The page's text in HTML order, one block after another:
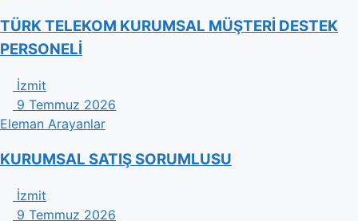
TÜRK TELEKOM KURUMSAL MÜŞTERİ DESTEK
PERSONELİ
İzmit
9 Temmuz 2026
Eleman Arayanlar
KURUMSAL SATIŞ SORUMLUSU
İzmit
9 Temmuz 2026